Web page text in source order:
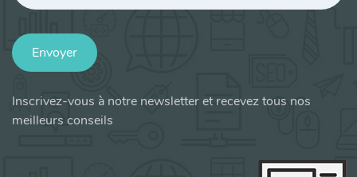
Envoyer
Inscrivez-vous à notre newsletter et recevez tous nos
meilleurs conseils